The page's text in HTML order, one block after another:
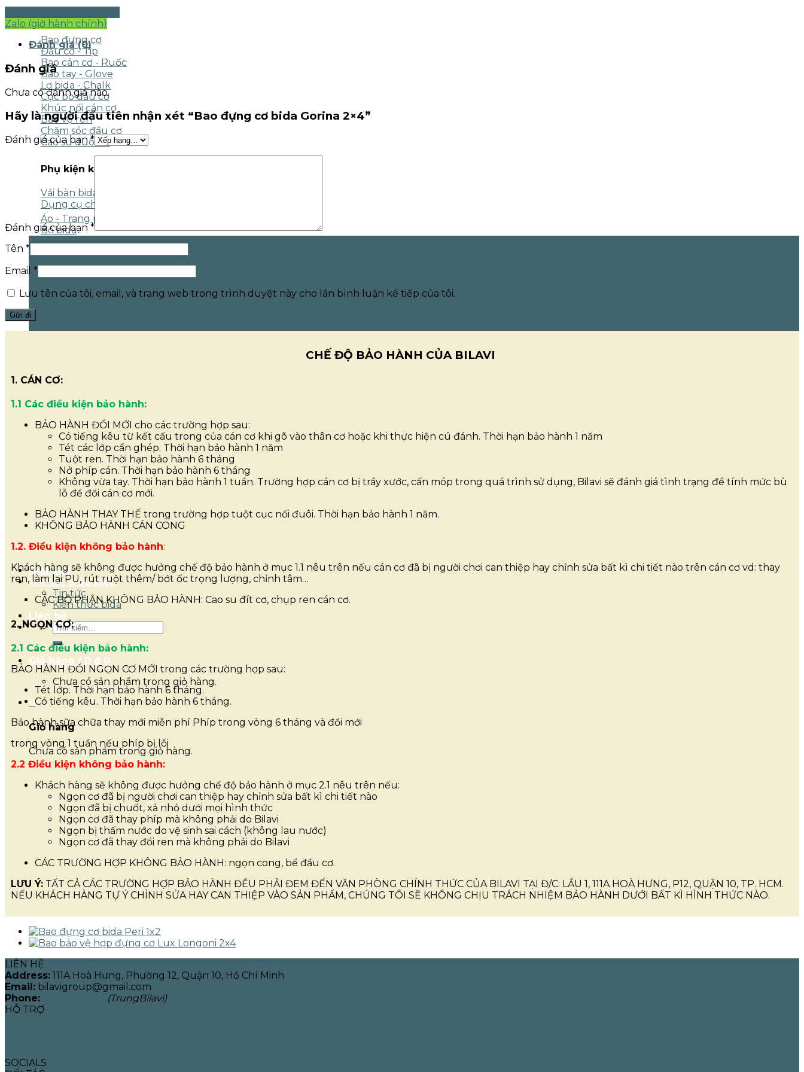
Bao đựng cơ
Đầu cơ - Tip
Bao cán cơ - Ruốc
Bao tay - Glove
Lơ bida - Chalk
Cục bo đầu cơ
Khúc nối cán cơ
Bảo vệ ren
Chăm sóc đầu cơ
Cao su đuôi cơ
Phụ kiện khác
Vải bàn bida
Dụng cụ chăm sóc
Áo - Trang phục bida
Bộ bida
Giải đấu
Tin tức & Sự kiện
Tin tức
Kiến thức bida
Liên hệ
Tìm
Giỏ hàng / 0 ₫ 0
Chưa có sản phẩm trong giỏ hàng.
0
Giỏ hàng
Chưa có sản phẩm trong giỏ hàng.
Zalo (giờ hành chính)
Đánh giá (0)
Đánh giá
Chưa có đánh giá nào.
Hãy là người đầu tiên nhận xét “Bao đựng cơ bida Gorina 2×4”
Đánh giá của bạn*
Đánh giá của bạn *
Tên *
Email *
Lưu tên của tôi, email, và trang web trong trình duyệt này cho lần bình luận kế tiếp của tôi.
CHẾ ĐỘ BẢO HÀNH CỦA BILAVI
1. CÁN CƠ:
1.1 Các điều kiện bảo hành:
BẢO HÀNH ĐỔI MỚI cho các trường hợp sau:
Có tiếng kêu từ kết cấu trong của cán cơ khi gõ vào thân cơ hoặc khi thực hiện cú đánh. Thời hạn bảo hành 1 năm
Tét các lớp cẩn ghép. Thời hạn bảo hành 1 năm
Tuột ren. Thời hạn bảo hành 6 tháng
Nở phíp cán. Thời hạn bảo hành 6 tháng
Không vừa tay. Thời hạn bảo hành 1 tuần. Trường hợp cán cơ bị trầy xước, cấn móp trong quá trình sử dụng, Bilavi sẽ đánh giá tình trạng để tính mức bù
lỗ để đổi cán cơ mới.
BẢO HÀNH THAY THẾ trong trường hợp tuột cục nối đuôi. Thời hạn bảo hành 1 năm.
KHÔNG BẢO HÀNH CÁN CONG
1.2. Điều kiện không bảo hành:
Khách hàng sẽ không được hưởng chế độ bảo hành ở mục 1.1 nêu trên nếu cán cơ đã bị người chơi can thiệp hay chỉnh sửa bất kì chi tiết nào trên cán cơ vd: thay
ren, làm lại PU, rút ruột thêm/ bớt ốc trọng lượng, chỉnh tâm…
CÁC BỘ PHẬN KHÔNG BẢO HÀNH: Cao su đít cơ, chụp ren cán cơ.
2. NGỌN CƠ:
2.1 Các điều kiện bảo hành:
BẢO HÀNH ĐỔI NGỌN CƠ MỚI trong các trường hợp sau:
Tét lớp. Thời hạn bảo hành 6 tháng.
Có tiếng kêu. Thời hạn bảo hành 6 tháng.
Bảo hành sữa chữa thay mới miễn phí Phíp trong vòng 6 tháng và đổi mới
trong vòng 1 tuần nếu phíp bị lỗi
2.2 Điều kiện không bảo hành:
Khách hàng sẽ không được hưởng chế độ bảo hành ở mục 2.1 nêu trên nếu:
Ngọn cơ đã bị người chơi can thiệp hay chỉnh sửa bất kì chi tiết nào
Ngọn đã bị chuốt, xả nhỏ dưới mọi hình thức
Ngọn cơ đã thay phíp mà không phải do Bilavi
Ngọn bị thấm nước do vệ sinh sai cách (không lau nước)
Ngọn cơ đã thay đổi ren mà không phải do Bilavi
CÁC TRƯỜNG HỢP KHÔNG BẢO HÀNH: ngọn cong, bể đầu cơ.
LƯU Ý: TẤT CẢ CÁC TRƯỜNG HỢP BẢO HÀNH ĐỀU PHẢI ĐEM ĐẾN VĂN PHÒNG CHÍNH THỨC CỦA BILAVI TẠI Đ/C: LẦU 1, 111A HOÀ HƯNG, P12, QUẬN 10, TP. HCM.
NẾU KHÁCH HÀNG TỰ Ý CHỈNH SỬA HAY CAN THIỆP VÀO SẢN PHẨM, CHÚNG TÔI SẼ KHÔNG CHỊU TRÁCH NHIỆM BẢO HÀNH DƯỚI BẤT KÌ HÌNH THỨC NÀO.
LIÊN HỆ
Address: 111A Hoà Hưng, Phường 12, Quận 10, Hồ Chí Minh
Email: bilavigroup@gmail.com
Phone:
(TrungBilavi)
HỖ TRỢ
SOCIALS